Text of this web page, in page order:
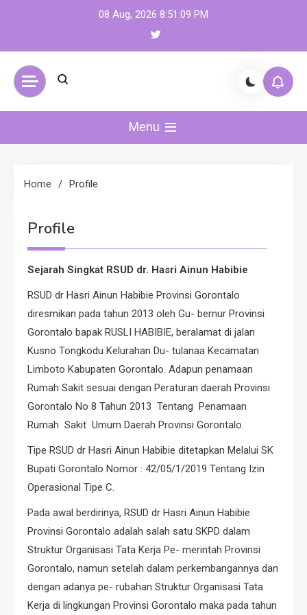
08 Aug, 2026 8:51:09 PM
Menu
Home Profile
Profile
Sejarah Singkat RSUD dr. Hasri Ainun Habibie
RSUD dr Hasri Ainun Habibie Provinsi Gorontalo
diresmikan pada tahun 2013 oleh Gu- bernur Provinsi
Gorontalo bapak RUSLI HABIBIE, beralamat di jalan
Kusno Tongkodu Kelurahan Du- tulanaa Kecamatan
Limboto Kabupaten Gorontalo. Adapun penamaan
Rumah Sakit sesuai dengan Peraturan daerah Provinsi
Gorontalo No 8 Tahun 2013 Tentang Penamaan
Rumah Sakit Umum Daerah Provinsi Gorontalo.
Tipe RSUD dr Hasri Ainun Habibie ditetapkan Melalui SK
Bupati Gorontalo Nomor : 42/05/1/2019 Tentang Izin
Operasional Tipe C.
Pada awal berdirinya, RSUD dr Hasri Ainun Habibie
Provinsi Gorontalo adalah salah satu SKPD dalam
Struktur Organisasi Tata Kerja Pe- merintah Provinsi
Gorontalo, namun setelah dalam perkembangannya dan
dengan adanya pe- rubahan Struktur Organisasi Tata
Kerja di lingkungan Provinsi Gorontalo maka pada tahun